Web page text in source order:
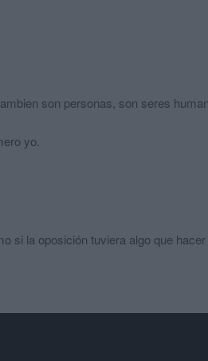
son personas, son seres
yo.
si la oposición tuviera algo que hacer